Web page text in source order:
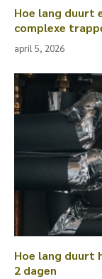
Hoe lang duurt
complexe
april 5, 2026
Hoe lang duurt
2 dagen